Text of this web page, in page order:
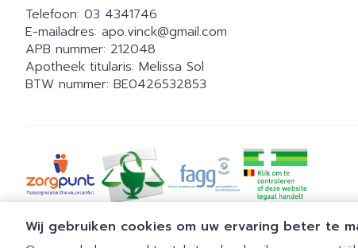
Wij gebruiken cookies om uw ervaring beter te
Telefoon: 03 4341746
E-mailadres: apo.vinck@gmail.com
APB nummer: 212048
Apotheek titularis: Melissa Sol
BTW nummer: BE0426532853